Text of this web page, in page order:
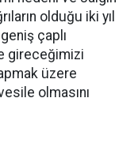
olduğu iki yıl
çaplı
gireceğimizi
üzere
olmasını